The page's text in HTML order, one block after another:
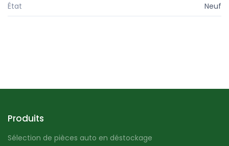
État
Neuf
Produits
Sélection de pièces auto en déstockage